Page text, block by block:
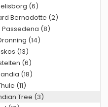
(6)
Bernadotte (2)
Passedena (8)
(14)
(13)
(6)
(18)
(11)
Tree (3)